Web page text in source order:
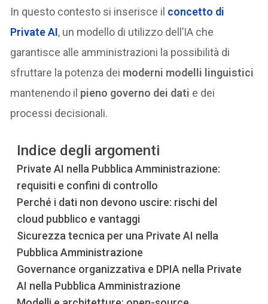
In questo contesto si inserisce il concetto di
Private AI, un modello di utilizzo dell’IA che
garantisce alle amministrazioni la possibilità di
sfruttare la potenza dei moderni modelli linguistici
mantenendo il pieno governo dei dati e dei
processi decisionali.
Indice degli argomenti
Private AI nella Pubblica Amministrazione:
requisiti e confini di controllo
Perché i dati non devono uscire: rischi del
cloud pubblico e vantaggi
Sicurezza tecnica per una Private AI nella
Pubblica Amministrazione
Governance organizzativa e DPIA nella Private
AI nella Pubblica Amministrazione